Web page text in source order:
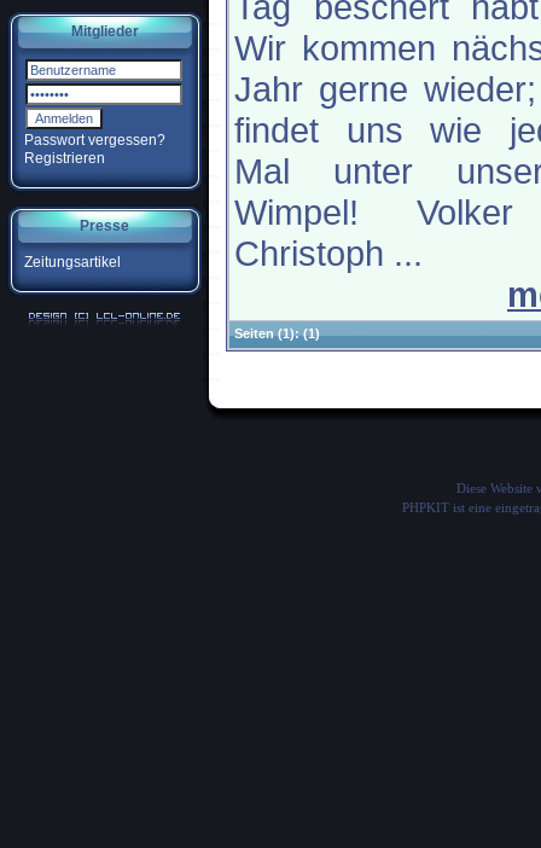
Mitglieder
Passwort vergessen?
Registrieren
Presse
Zeitungsartikel
Wir kommen
Jahr gerne
findet uns wie
Mal unter
Wimpel!
Christoph ...
Seiten(1):(1)
Diese Website
PHPKIT ist eine